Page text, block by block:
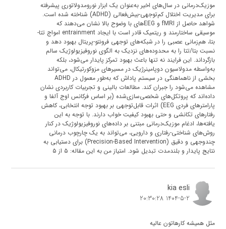
موزیک‌درمانی در سال‌های اخیر به‌عنوان یک ابزار نورومدولاتوری پیشرفته
برای مدیریت اختلال کم‌توجهی-بیش‌فعالی (ADHD) شناخته شده است.
شواهد حاصل از fMRI و EEGهای با وضوح بالا نشان می‌دهند که
موسیقی ساختارمند و ریتمیک قادر است با ایجاد entrainment امواج تتا-
بتا، هم‌زمانی عصبی را در شبکه‌های توجهی فرونتو-پریتال بهبود دهد و
نسبت بتا/تتا را به محدوده‌های نزدیک به الگوی نوروفیزیولوژیک سالم
بازگرداند. این فرایند نه تنها باعث بهبود تمرکز پایدار می‌شود، بلکه
به‌واسطه مدولاسیون دوپامینرژیک در مسیرهای مزوکورتیکال، می‌تواند
بخشی از ناهماهنگی در سیستم پاداش که به‌طور معمول در ADHD
مشاهده می‌شود را جبران کند. مطالعات بالینی و تجربیات کاربردی نشان
داده‌اند که پروتکل‌های شخصی‌سازی‌شده (بر اساس فرکانس اوج آلفا و
پارامترهای فردی EEG) اثرات قابل‌توجهی بر بهبود توجه انتخابی، کاهش
رفتارهای تکانشی و حتی بهبود کیفیت خواب دارند. با توجه به این
یافته‌ها، ادغام موزیک‌درمانی مبتنی بر داده‌های نوروفیزیولوژیک در کنار
روش‌های شناختی-رفتاری و دارویی، می‌تواند به یک چارچوب درمانی
چندوجهی و دقیق (Precision-Based Intervention) برای دستیابی به
نتایج پایدار و بلندمدت تبدیل شود. امتیاز من به این مقاله: ۵ از ۵
kia esli
1404-5-2 20:30:28
مثل همیشه کارهاتون عالیه